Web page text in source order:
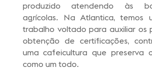
produzido atendendo às
agrícolas. Na Atlantica, temos
trabalho voltado para auxiliar os
obtenção de certificações,
uma cafeicultura que preserva
como um todo.